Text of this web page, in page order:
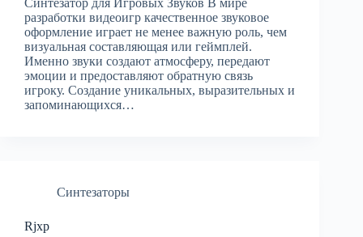
Синтезатор для Игровых Звуков В мире
разработки видеоигр качественное звуковое
оформление играет не менее важную роль, чем
визуальная составляющая или геймплей.
Именно звуки создают атмосферу, передают
эмоции и предоставляют обратную связь
игроку. Создание уникальных, выразительных и
запоминающихся…
Синтезаторы
Rjxp